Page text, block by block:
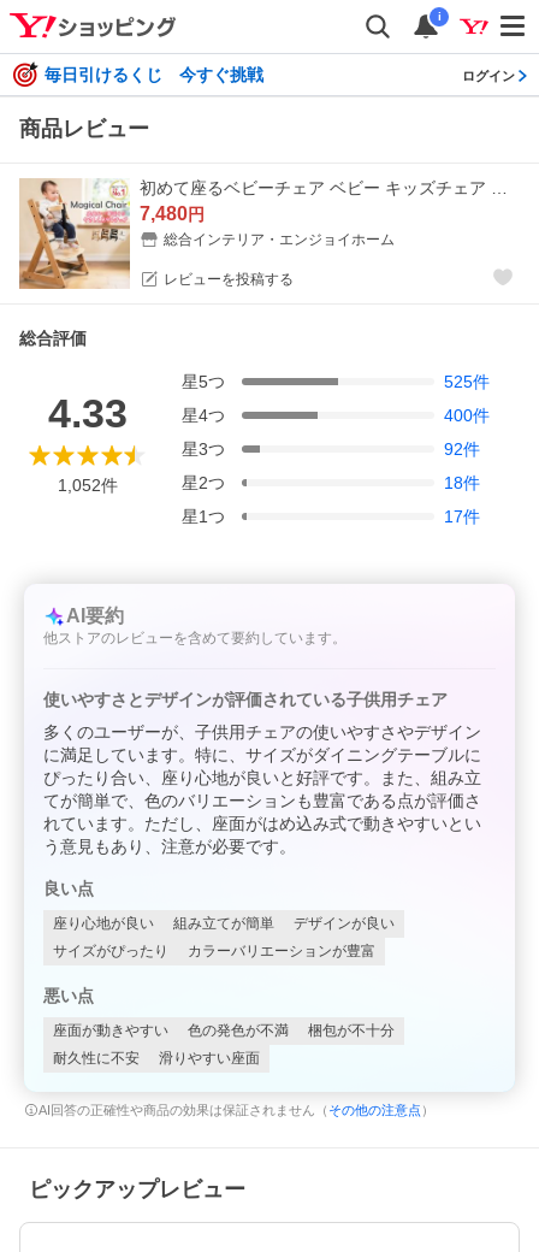
i
毎日引けるくじ 今すぐ挑戦 ログイン
商品レビュー
7,480円
総合インテリア・エンジョイホーム
レビューを投稿する
総合評価
4.33
1,052件
星5つ 525件
星4つ 400件
星3つ 92件
星2つ 18件
星1つ 17件
AI要約
他ストアのレビューを含めて要約しています。
使いやすさとデザインが評価されている子供用チェア
多くのユーザーが、子供用チェアの使いやすさやデザイン
に満足しています。特に、サイズがダイニングテーブルに
ぴったり合い、座り心地が良いと好評です。また、組み立
てが簡単で、色のバリエーションも豊富である点が評価さ
れています。ただし、座面がはめ込み式で動きやすいとい
う意見もあり、注意が必要です。
良い点
座り心地が良い 組み立てが簡単
デザインが良い
サイズがぴったり
カラーバリエーションが豊富
悪い点
座面が動きやすい 色の発色が不満
梱包が不十分
耐久性に不安
滑りやすい座面
AI回答の正確性や商品の効果は保証されません（ その他の注意点 ）
ピックアップレビュー